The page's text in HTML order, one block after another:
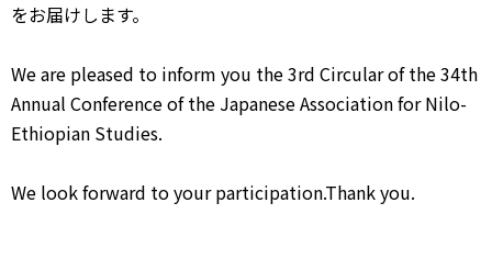
をお届けします。
We are pleased to inform you the 3rd Circular of the 34th
Annual Conference of the Japanese Association for Nilo-
Ethiopian Studies.
We look forward to your participation.Thank you.